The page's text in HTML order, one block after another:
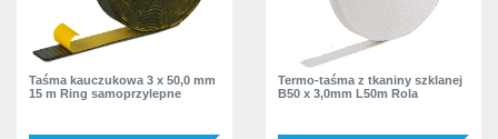
Taśma kauczukowa 3 x 50,0 mm
15 m Ring samoprzylepne
Termo-taśma z tkaniny szklanej
B50 x 3,0mm L50m Rola